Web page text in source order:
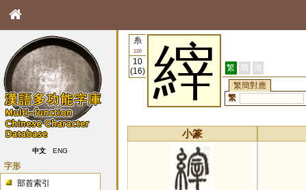
中文 ENG
字形
部首索引
糸
120
10
(16)
縡 繁 簡 港
繁簡對應
繁
小篆